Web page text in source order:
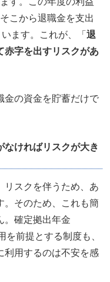
こから退職金を支出
ます。これが、「 退
赤字を出すリスクがあ
金の資金を貯蓄だけで
なければリスクが大き
リスクを伴うため、あ
。そのため、これも簡
。確定拠出年金
を前提とする制度も、
利用するのは不安を感